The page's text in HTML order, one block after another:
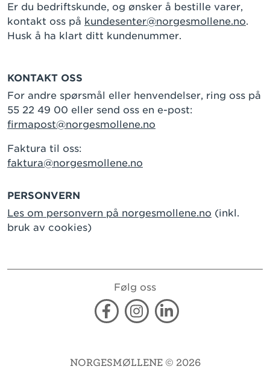
Er du bedriftskunde, og ønsker å bestille varer,
kontakt oss på kundesenter@norgesmollene.no.
Husk å ha klart ditt kundenummer.
KONTAKT OSS
For andre spørsmål eller henvendelser, ring oss på
55 22 49 00 eller send oss en e-post:
firmapost@norgesmollene.no
Faktura til oss:
faktura@norgesmollene.no
PERSONVERN
Les om personvern på norgesmollene.no (inkl.
bruk av cookies)
Følg oss
FacebookInstagramLinkedin
NORGESMØLLENE © 2026